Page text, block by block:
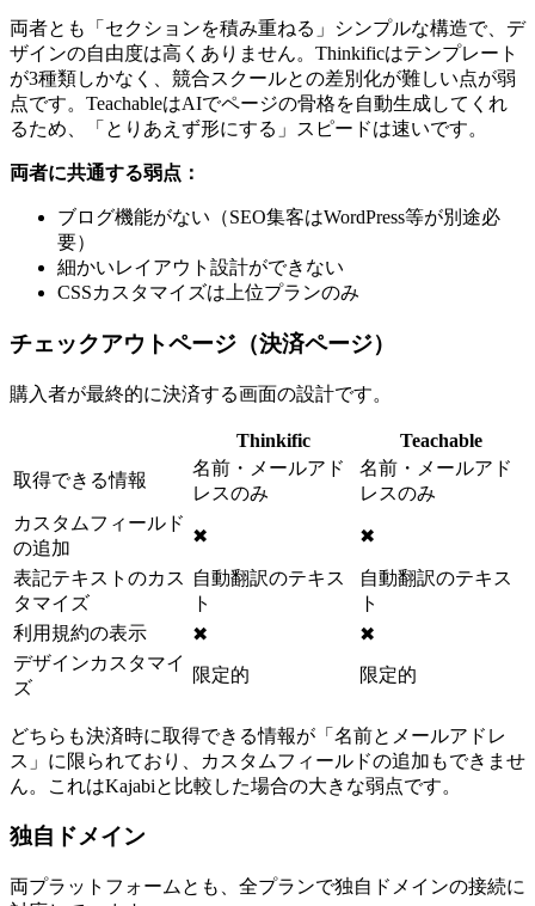
両者とも「セクションを積み重ねる」シンプルな構造で、デ
ザインの自由度は高くありません。Thinkificはテンプレート
が3種類しかなく、競合スクールとの差別化が難しい点が弱
点です。TeachableはAIでページの骨格を自動生成してくれ
るため、「とりあえず形にする」スピードは速いです。
両者に共通する弱点：
ブログ機能がない（SEO集客はWordPress等が別途必
要）
細かいレイアウト設計ができない
CSSカスタマイズは上位プランのみ
チェックアウトページ（決済ページ）
購入者が最終的に決済する画面の設計です。
Thinkific
Teachable
取得できる情報
名前・メールアド
レスのみ
名前・メールアド
レスのみ
カスタムフィールド
の追加
✖ ✖
表記テキストのカス
タマイズ
自動翻訳のテキス
ト
自動翻訳のテキス
ト
利用規約の表示
✖
✖
デザインカスタマイ
ズ
限定的 限定的
どちらも決済時に取得できる情報が「名前とメールアドレ
ス」に限られており、カスタムフィールドの追加もできませ
ん。これはKajabiと比較した場合の大きな弱点です。
独自ドメイン
両プラットフォームとも、全プランで独自ドメインの接続に